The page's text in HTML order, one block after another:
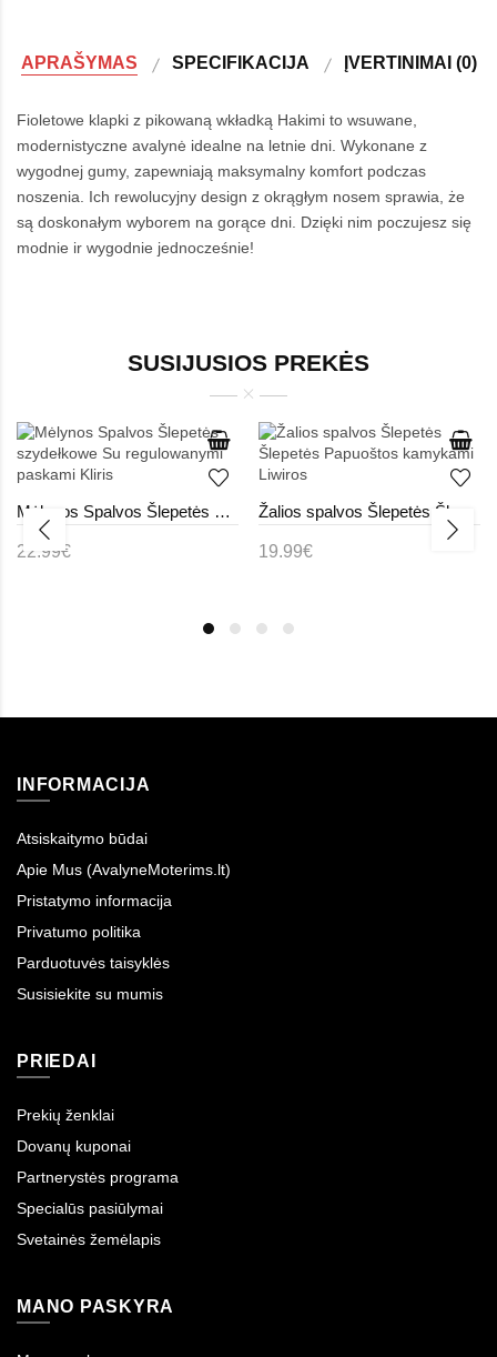
APRAŠYMAS SPECIFIKACIJA ĮVERTINIMAI (0)
Fioletowe klapki z pikowaną wkładką Hakimi to wsuwane,
modernistyczne avalynė idealne na letnie dni. Wykonane z
wygodnej gumy, zapewniają maksymalny komfort podczas
noszenia. Ich rewolucyjny design z okrągłym nosem sprawia, że
są doskonałym wyborem na gorące dni. Dzięki nim poczujesz się
modnie ir wygodnie jednocześnie!
SUSIJUSIOS PREKĖS
Mėlynos Spalvos Šlepetės szydełkowe Su regulowanymi paskami Kliris
22.99€ 19.99€
INFORMACIJA
Atsiskaitymo būdai
Apie Mus (AvalyneMoterims.lt)
Pristatymo informacija
Privatumo politika
Parduotuvės taisyklės
Susisiekite su mumis
PRIEDAI
Prekių ženklai
Dovanų kuponai
Partnerystės programa
Specialūs pasiūlymai
Svetainės žemėlapis
MANO PASKYRA